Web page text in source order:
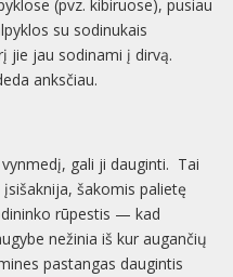
(pvz. kibiruose), pusiau
su sodinukais
jie jau sodinami į dirvą.
anksčiau.
gali ji dauginti. Tai
šakomis palietę
rūpestis — kad
nežinia iš kur augančių
pastangas daugintis